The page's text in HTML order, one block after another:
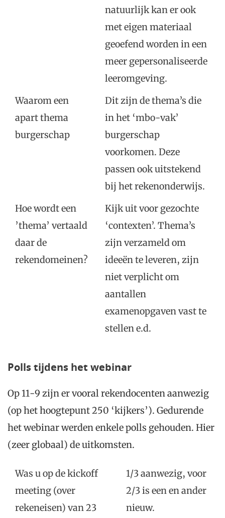
natuurlijk kan er ook
met eigen materiaal
geoefend worden in een
meer gepersonaliseerde
leeromgeving.
Waarom een
apart thema
burgerschap
Dit zijn de thema’s die
in het ‘mbo-vak’
burgerschap
voorkomen. Deze
passen ook uitstekend
bij het rekenonderwijs.
Hoe wordt een
’thema’ vertaald
daar de
rekendomeinen?
Kijk uit voor gezochte
‘contexten’. Thema’s
zijn verzameld om
ideeën te leveren, zijn
niet verplicht om
aantallen
examenopgaven vast te
stellen e.d.
Polls tijdens het webinar
Op 11-9 zijn er vooral rekendocenten aanwezig
(op het hoogtepunt 250 ‘kijkers’). Gedurende
het webinar werden enkele polls gehouden. Hier
(zeer globaal) de uitkomsten.
Was u op de kickoff
meeting (over
rekeneisen) van 23
1/3 aanwezig, voor
2/3 is een en ander
nieuw.